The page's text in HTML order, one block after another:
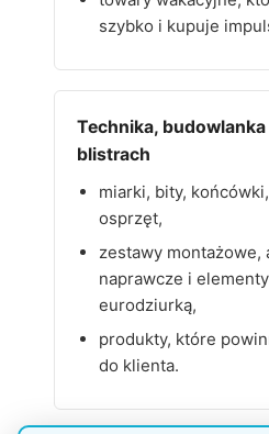
szybko i kupuje
Technika,
blistrach
miarki, bity,
osprzęt,
zestawy montażowe,
naprawcze i
eurodziurką,
produkty, które
do klienta.